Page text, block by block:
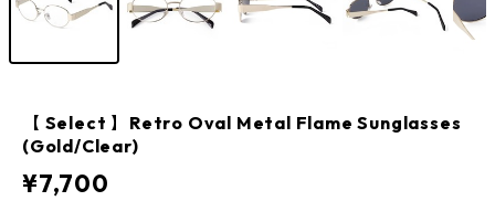
【 Select 】Retro Oval Metal Flame Sunglasses
(Gold/Clear)
¥7,700